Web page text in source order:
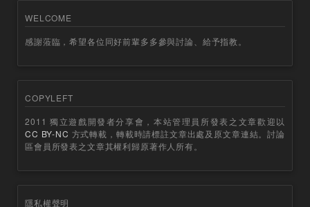
WELCOME
感謝蒞臨，希望各位同好前輩多多參與討論、給予指教。
COPYLEFT
2011 獨立遊戲開發者分享會，本站管理員所發表之文章歡迎以
CC BY-NC 方式轉載，轉載時請標註文章出處及原文章連結。討論
區會員所發表之文章其權利歸原著作人所有。
隱私權聲明